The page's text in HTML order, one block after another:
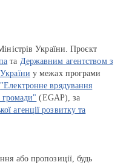
України. Проєкт
та Державним агентством з
у межах програми
"Електронне врядування
громади" (EGAP), за
агенції розвитку та
або пропозиції, будь